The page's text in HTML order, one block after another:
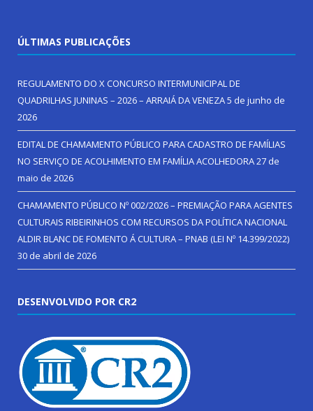
ÚLTIMAS PUBLICAÇÕES
REGULAMENTO DO X CONCURSO INTERMUNICIPAL DE
QUADRILHAS JUNINAS – 2026 – ARRAIÁ DA VENEZA5 de junho de
2026
EDITAL DE CHAMAMENTO PÚBLICO PARA CADASTRO DE FAMÍLIAS
NO SERVIÇO DE ACOLHIMENTO EM FAMÍLIA ACOLHEDORA27 de
maio de 2026
CHAMAMENTO PÚBLICO Nº 002/2026 – PREMIAÇÃO PARA AGENTES
CULTURAIS RIBEIRINHOS COM RECURSOS DA POLÍTICA NACIONAL
ALDIR BLANC DE FOMENTO Á CULTURA – PNAB (LEI Nº 14.399/2022)
30 de abril de 2026
DESENVOLVIDO POR CR2